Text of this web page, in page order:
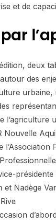
et de
par
deux
des
urbaine,
l’agriculture
Nouvelle
l’Association
présidente
et Nadège